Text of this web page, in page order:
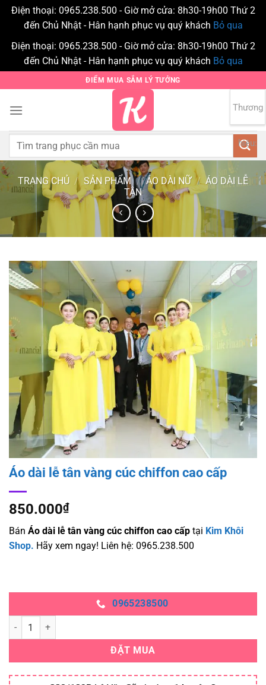
Điện thoại: 0965.238.500 - Giờ mở cửa: 8h30-19h00 Thứ 2
đến Chủ Nhật - Hân hạnh phục vụ quý khách Bỏ qua
Điện thoại: 0965.238.500 - Giờ mở cửa: 8h30-19h00 Thứ 2
đến Chủ Nhật - Hân hạnh phục vụ quý khách Bỏ qua
qua
nội
ĐIỂM MUA SẮM LÝ TƯỞNG
0
Tìm
TRANG CHỦ / SẢN PHẨM / ÁO DÀI NỮ / ÁO DÀI LỄ
TÂN
Áo dài lễ tân vàng cúc chiffon cao cấp
850.000₫
Bán Áo dài lễ tân vàng cúc chiffon cao cấp tại Kim Khôi
Shop. Hãy xem ngay! Liên hệ: 0965.238.500
0965238500
Áo dài lễ tân vàng cúc chiffon cao cấp số lượng
ĐẶT MUA
Thương
hiệu: